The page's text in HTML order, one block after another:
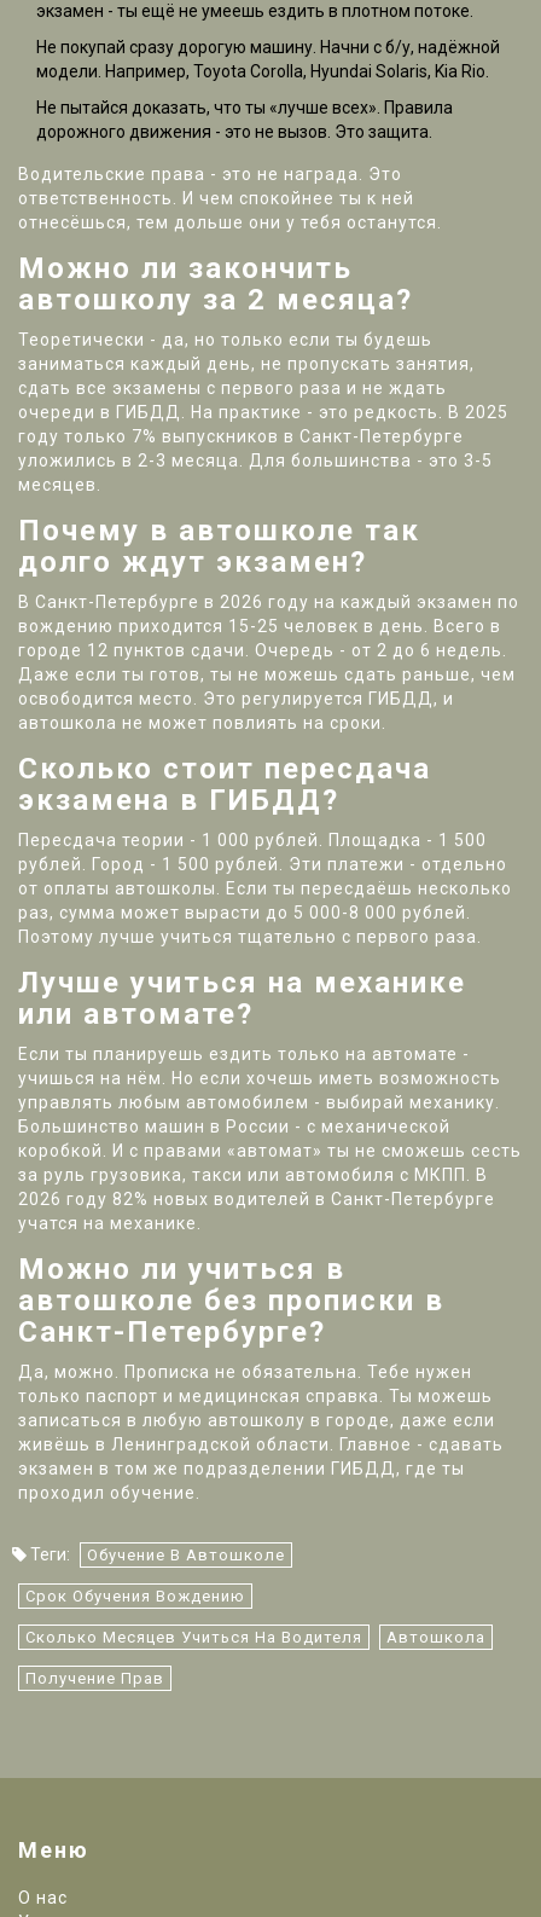
экзамен - ты ещё не умеешь ездить в плотном потоке.
Не покупай сразу дорогую машину. Начни с б/у, надёжной
модели. Например, Toyota Corolla, Hyundai Solaris, Kia Rio.
Не пытайся доказать, что ты «лучше всех». Правила
дорожного движения - это не вызов. Это защита.
Водительские права - это не награда. Это
ответственность. И чем спокойнее ты к ней
отнесёшься, тем дольше они у тебя останутся.
Можно ли закончить
автошколу за 2 месяца?
Теоретически - да, но только если ты будешь
заниматься каждый день, не пропускать занятия,
сдать все экзамены с первого раза и не ждать
очереди в ГИБДД. На практике - это редкость. В 2025
году только 7% выпускников в Санкт-Петербурге
уложились в 2-3 месяца. Для большинства - это 3-5
месяцев.
Почему в автошколе так
долго ждут экзамен?
В Санкт-Петербурге в 2026 году на каждый экзамен по
вождению приходится 15-25 человек в день. Всего в
городе 12 пунктов сдачи. Очередь - от 2 до 6 недель.
Даже если ты готов, ты не можешь сдать раньше, чем
освободится место. Это регулируется ГИБДД, и
автошкола не может повлиять на сроки.
Сколько стоит пересдача
экзамена в ГИБДД?
Пересдача теории - 1 000 рублей. Площадка - 1 500
рублей. Город - 1 500 рублей. Эти платежи - отдельно
от оплаты автошколы. Если ты пересдаёшь несколько
раз, сумма может вырасти до 5 000-8 000 рублей.
Поэтому лучше учиться тщательно с первого раза.
Лучше учиться на механике
или автомате?
Если ты планируешь ездить только на автомате -
учишься на нём. Но если хочешь иметь возможность
управлять любым автомобилем - выбирай механику.
Большинство машин в России - с механической
коробкой. И с правами «автомат» ты не сможешь сесть
за руль грузовика, такси или автомобиля с МКПП. В
2026 году 82% новых водителей в Санкт-Петербурге
учатся на механике.
Можно ли учиться в
автошколе без прописки в
Санкт-Петербурге?
Да, можно. Прописка не обязательна. Тебе нужен
только паспорт и медицинская справка. Ты можешь
записаться в любую автошколу в городе, даже если
живёшь в Ленинградской области. Главное - сдавать
экзамен в том же подразделении ГИБДД, где ты
проходил обучение.
Теги: Обучение В Автошколе
Срок Обучения Вождению
Сколько Месяцев Учиться На Водителя Автошкола
Получение Прав
Меню
О нас